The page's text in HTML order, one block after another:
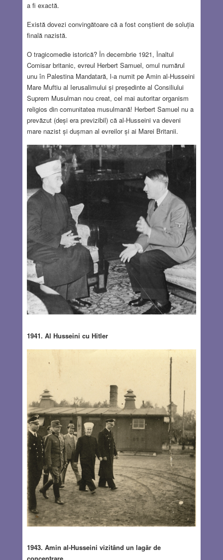
a fi exactă.
Există dovezi convingătoare că a fost conștient de soluția
finală nazistă.
O tragicomedie istorică? În decembrie 1921, Înaltul
Comisar britanic, evreul Herbert Samuel, omul numărul
unu în Palestina Mandatară, l-a numit pe Amin al-Husseini
Mare Muftiu al Ierusalimului și președinte al Consiliului
Suprem Musulman nou creat, cel mai autoritar organism
religios din comunitatea musulmană! Herbert Samuel nu a
prevăzut (deși era previzibil) că al-Husseini va deveni
mare nazist și dușman al evreilor și ai Marei Britanii.
1941. Al Husseini cu Hitler
1943. Amin al-Husseini vizitând un lagăr de